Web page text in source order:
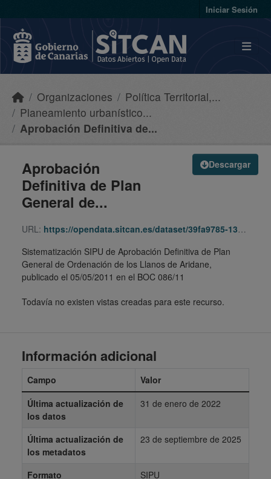
Iniciar Sesión
Organizaciones
Política Territorial,...
Planeamiento urbanístico...
Aprobación Definitiva de...
Descargar
Aprobación
Definitiva de Plan
General de...
URL: https://opendata.sitcan.es/dataset/39fa9785-13c1-42fe-aa06-93779e4508d1/resource/54649209-7d19-4f0d-ab74-602641b78607/download/110511-pgo-ad-itpu-130110-130110-sipu.zip
Sistematización SIPU de Aprobación Definitiva de Plan
General de Ordenación de los Llanos de Aridane,
publicado el 05/05/2011 en el BOC 086/11
Todavía no existen vistas creadas para este recurso.
Información adicional
Campo
Valor
Última actualización de
los datos
31 de enero de 2022
Última actualización de
los metadatos
23 de septiembre de 2025
Formato
SIPU